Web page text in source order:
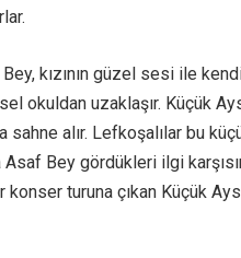
Bey, kızının güzel sesi ile
okuldan uzaklaşır. Küçük
sahne alır. Lefkoşalılar bu
Asaf Bey gördükleri ilgi
konser turuna çıkan Küçük